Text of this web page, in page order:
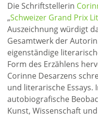
Die Schriftstellerin
„Schweizer Grand Prix
Auszeichnung würdigt
Gesamtwerk der
eigenständige
Form des Erzählens
Corinne Desarzens
und literarische
autobiografische
Kunst, Wissenschaft